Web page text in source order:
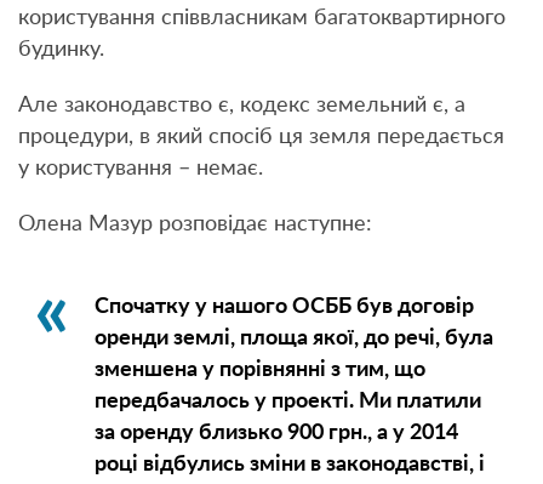
користування співвласникам багатоквартирного
будинку.
Але законодавство є, кодекс земельний є, а
процедури, в який спосіб ця земля передається
у користування – немає.
Олена Мазур розповідає наступне:
Спочатку у нашого ОСББ був договір
оренди землі, площа якої, до речі, була
зменшена у порівнянні з тим, що
передбачалось у проекті. Ми платили
за оренду близько 900 грн., а у 2014
році відбулись зміни в законодавстві, і